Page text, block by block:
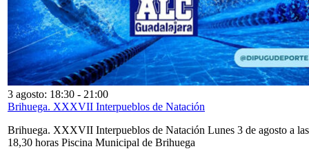
3 agosto: 18:30 - 21:00
Brihuega. XXXVII Interpueblos de Natación
Brihuega. XXXVII Interpueblos de Natación Lunes 3 de agosto a las
18,30 horas Piscina Municipal de Brihuega